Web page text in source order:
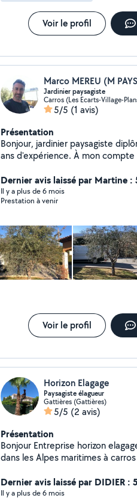
Voir le profil
Marco MEREU (M
Jardinier paysagiste
5/5 (1 avis)
Présentation
Bonjour, jardinier paysagiste
ans d'expérience. À mon
l'aménagement de jardin. Travail
Devis gratuit.
Dernier avis laissé par Martine :
Il y a plus de 6 mois
Prestation à venir
Voir le profil
Horizon Elagage
Paysagiste élagueur
Gattières (Gattières)
5/5 (2 avis)
Présentation
Bonjour Entreprise horizon elagage crée en 2016 Basé
dans les Alpes maritimes à carros Spécialisé dans tout
état . Elagage , Abattage ,
Terrassement . Rogneuse de
Dernier avis laissé par DIDIER :
Il y a plus de 6 mois